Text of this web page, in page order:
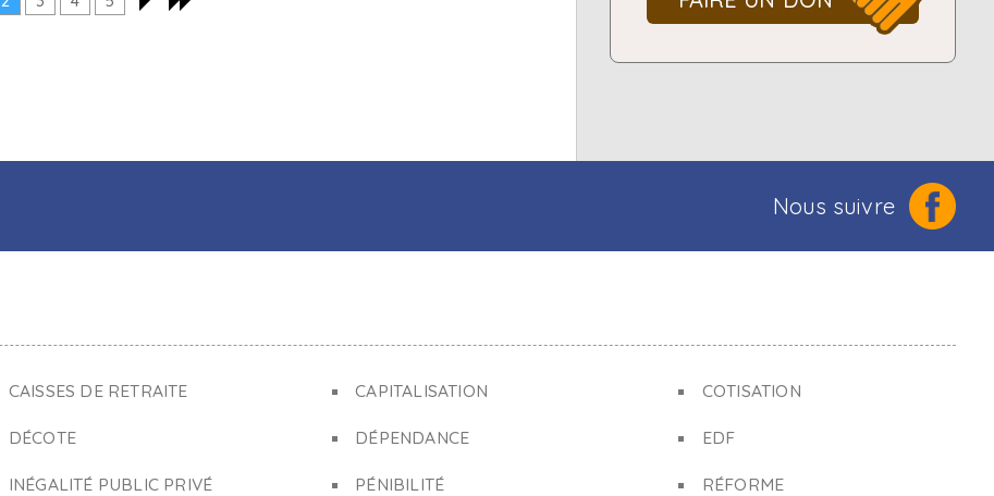
Nous suivre
CAISSES DE RETRAITE CAPITALISATION COTISATION
DÉCOTE DÉPENDANCE EDF
INÉGALITÉ PUBLIC PRIVÉ PÉNIBILITÉ RÉFORME